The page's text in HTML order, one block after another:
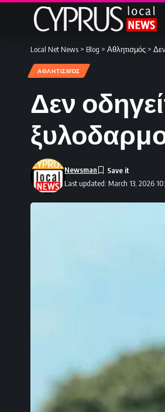
Local Net News > Blog > Αθλητισμός >
ΑΘΛΗΤΙΣΜΌΣ
Δεν
Last updated: March 13, 2026
Newsman